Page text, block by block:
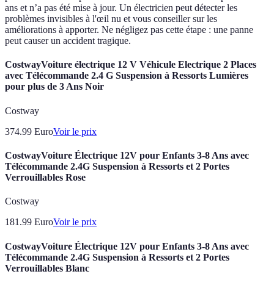
ans et n’a pas été mise à jour. Un électricien peut détecter les
problèmes invisibles à l'œil nu et vous conseiller sur les
améliorations à apporter. Ne négligez pas cette étape : une panne
peut causer un accident tragique.
CostwayVoiture électrique 12 V Véhicule Electrique 2 Places
avec Télécommande 2.4 G Suspension à Ressorts Lumières
pour plus de 3 Ans Noir
Costway
374.99 EuroVoir le prix
CostwayVoiture Électrique 12V pour Enfants 3-8 Ans avec
Télécommande 2.4G Suspension à Ressorts et 2 Portes
Verrouillables Rose
Costway
181.99 EuroVoir le prix
CostwayVoiture Électrique 12V pour Enfants 3-8 Ans avec
Télécommande 2.4G Suspension à Ressorts et 2 Portes
Verrouillables Blanc